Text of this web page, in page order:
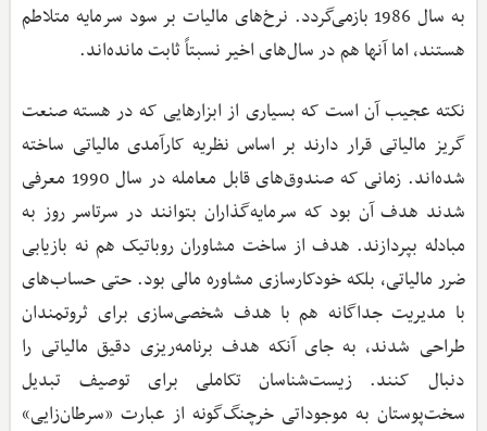
به سال 1986 بازمی‌گردد. نرخ‌های مالیات بر سود سرمایه متلاطم
هستند، اما آنها هم در سال‌های اخیر نسبتاً ثابت مانده‌اند.
نکته عجیب آن است که بسیاری از ابزارهایی که در هسته صنعت
گریز مالیاتی قرار دارند بر اساس نظریه کارآمدی مالیاتی ساخته
شده‌اند. زمانی که صندوق‌های قابل معامله در سال 1990 معرفی
شدند هدف آن بود که سرمایه‌گذاران بتوانند در سرتاسر روز به
مبادله بپردازند. هدف از ساخت مشاوران روباتیک هم نه بازیابی
ضرر مالیاتی، بلکه خودکارسازی مشاوره مالی بود. حتی حساب‌های
با مدیریت جداگانه هم با هدف شخصی‌سازی برای ثروتمندان
طراحی شدند، به جای آنکه هدف برنامه‌ریزی دقیق مالیاتی را
دنبال کنند. زیست‌شناسان تکاملی برای توصیف تبدیل
سخت‌پوستان به موجوداتی خرچنگ‌گونه از عبارت «سرطان‌زایی»